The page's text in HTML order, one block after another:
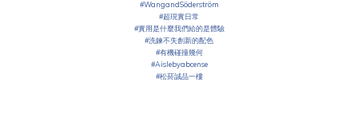
#WangandSöderström
#超現實日常
#實用是什麼我們給的是體驗
#洗鍊不失創新的配色
#有機碰撞幾何
#Aislebyabcense
#松菸誠品一樓